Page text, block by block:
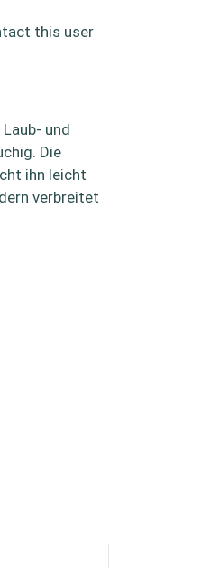
this user
und
Die
ihn leicht
verbreitet